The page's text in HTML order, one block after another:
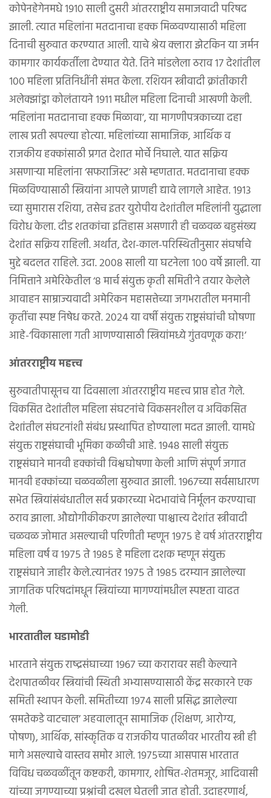
कोपेनहेगेनमधे १९१० साली दुसरी आंतरराष्ट्रीय समाजवादी परिषद
झाली. त्यात महिलांना मतदानाचा हक्क मिळवण्यासाठी महिला
दिनाची सुरुवात करण्यात आली. याचे श्रेय क्लारा झेटकिन या जर्मन
कामगार कार्यकर्तीला देण्यात येते. तिने मांडलेला ठराव १७ देशांतील
१०० महिला प्रतिनिधींनी संमत केला. रशियन स्त्रीवादी क्रांतीकारी
अलेक्झांड्रा कोलंतायने १९११ मधील महिला दिनाची आखणी केली.
‘महिलांना मतदानाचा हक्क मिळावा’, या मागणीपत्रकाच्या दहा
लाख प्रती खपल्या होत्या. महिलांच्या सामाजिक, आर्थिक व
राजकीय हक्कांसाठी प्रगत देशात मोर्चे निघाले. यात सक्रिय
असणाऱ्या महिलांना ‘सफराजिस्ट’ असे म्हणतात. मतदानाचा हक्क
मिळविण्यासाठी स्त्रियांना आपले प्राणही द्यावे लागले आहेत. १९१३
च्या सुमारास रशिया, तसेच इतर युरोपीय देशांतील महिलांनी युद्धाला
विरोध केला. दीड शतकांचा इतिहास असणारी ही चळवळ बहुसंख्य
देशांत सक्रिय राहिली. अर्थात, देश-काल-परिस्थितीनुसार संघर्षाचे
मुद्दे बदलत राहिले. उदा. २००८ साली या घटनेला १०० वर्षे झाली. या
निमित्ताने अमेरिकेतील ‘८ मार्च संयुक्त कृती समिती’ने तयार केलेले
आवाहन साम्राज्यवादी अमेरिकन महासत्तेच्या जगभरातील मनमानी
कृतींचा स्पष्ट निषेध करते. २०२४ या वर्षी संयुक्त राष्ट्रसंघांची घोषणा
आहे-‘विकासाला गती आणण्यासाठी स्त्रियांमध्ये गुंतवणूक करा!’
आंतरराष्ट्रीय महत्त्व
सुरुवातीपासूनच या दिवसाला आंतरराष्ट्रीय महत्त्व प्राप्त होत गेले.
विकसित देशांतील महिला संघटनांचे विकसनशील व अविकसित
देशांतील संघटनांशी संबंध प्रस्थापित होण्याला मदत झाली. यामधे
संयुक्त राष्ट्रसंघाची भूमिका कळीची आहे. १९४८ साली संयुक्त
राष्ट्रसंघाने मानवी हक्कांची विश्वघोषणा केली आणि संपूर्ण जगात
मानवी हक्कांच्या चळवळीला सुरुवात झाली. १९६७च्या सर्वसाधारण
सभेत स्त्रियांसंबंधातील सर्व प्रकारच्या भेदभावांचे निर्मूलन करण्याचा
ठराव झाला. औद्योगीकीकरण झालेल्या पाश्चात्त्य देशांत स्त्रीवादी
चळवळ जोमात असल्याची परिणीती म्हणून १९७५ हे वर्ष आंतरराष्ट्रीय
महिला वर्ष व १९७५ ते १९८५ हे महिला दशक म्हणून संयुक्त
राष्ट्रसंघाने जाहीर केले.त्यानंतर १९७५ ते १९८५ दरम्यान झालेल्या
जागतिक परिषदांमधून स्त्रियांच्या मागण्यांमधील स्पष्टता वाढत
गेली.
भारतातील घडामोडी
भारताने संयुक्त राष्द्रसंघाच्या १९६७ च्या करारावर सही केल्याने
देशपातळीवर स्त्रियांची स्थिती अभ्यासण्यासाठी केंद्र सरकारने एक
समिती स्थापन केली. समितीच्या १९७४ साली प्रसिद्ध झालेल्या
‘समतेकडे वाटचाल’ अहवालातून सामाजिक (शिक्षण, आरोग्य,
पोषण), आर्थिक, सांस्कृतिक व राजकीय पातळीवर भारतीय स्त्री ही
मागे असल्याचे वास्तव समोर आले. १९७५च्या आसपास भारतात
विविध चळवळींतून कष्टकरी, कामगार, शोषित-शेतमजूर, आदिवासी
यांच्या जगण्याच्या प्रश्नांची दखल घेतली जात होती. उदाहरणार्थ,